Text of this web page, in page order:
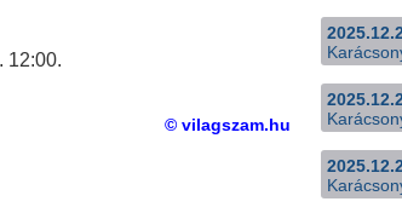
12:00.
© vilagszam.hu